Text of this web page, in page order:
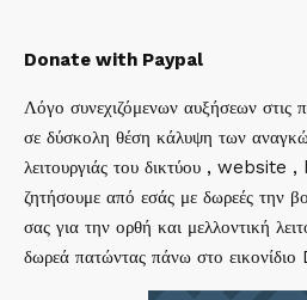
Donate with Paypal
Λόγο συνεχιζόμενων αυξήσεων στις
σε δύσκολη θέση κάλυψη των
λειτουργιάς του δικτύου ,
ζητήσουμε από εσάς με δωρεές την
σας για την ορθή και μελλοντική
δωρεά πατώντας πάνω στο